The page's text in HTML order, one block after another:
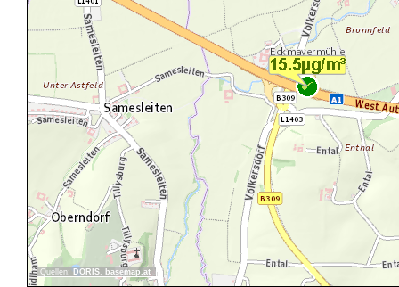
Quellen: DORIS, basemap.at